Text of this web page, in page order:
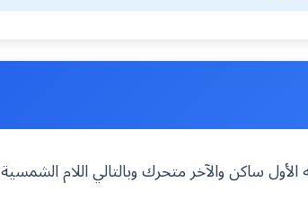
ساكن والآخر متحرك وبالتالي اللام الشمسية